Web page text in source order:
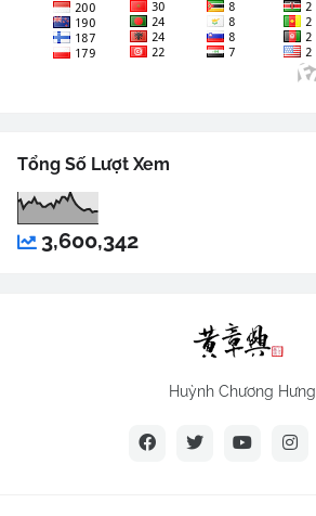
Tổng Số Lượt Xem
3,600,342
Huỳnh Chương Hưng